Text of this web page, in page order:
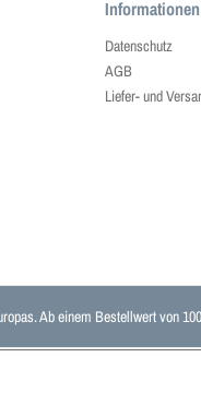
Informationen
Datenschutz
AGB
Liefer- und
Ab einem Bestellwert von